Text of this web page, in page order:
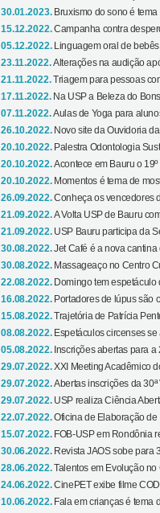
30.01.2023. Bruxismo do sono é
15.12.2022.Campanha contra
05.12.2022.
Linguagem oral de
23.11.2022.Alterações na audição
21.11.2022.Triagem para pessoas
17.11.2022. Na USP a Beleza do
07.11.2022.Aulas de Yoga para
26.10.2022. Novo site da Ouvidoria
20.10.2022. Palestra Odontologia
20.10.2022.Acontece em Bauru o 19º
20.10.2022. Momentos é tema de
26.09.2022.Conheça os vencedores
21.09.2022.A Volta USP de Bauru
21.09.2022. USP Bauru participa da
30.08.2022.Jet Café é a nova
30.08.2022. Massageaço no Centro
22.08.2022. Domingo tem espetáculo
16.08.2022. Portadores de lúpus são
15.08.2022.Trajetória de Patrícia
08.08.2022. Espetáculos circenses
05.08.2022. Inscrições abertas para a
29.07.2022.XXI Meeting Acadêmico
29.07.2022.Abertas inscrições da 30ª
29.07.2022. USP realiza Ciência
22.07.2022.Oficina de Elaboração de
15.07.2022. FOB-USP em Rondônia
30.06.2022. Revista JAOS sobe para
28.06.2022.Talentos em Evolução no
24.06.2022.CinePET exibe filme
10.06.2022. Fala em crianças é tema